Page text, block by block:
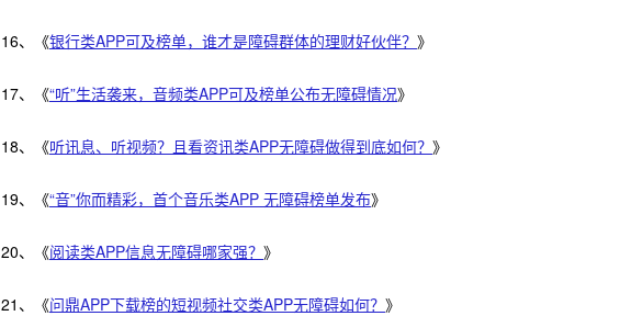
16、《银行类APP可及榜单，谁才是障碍群体的理财好伙伴？ 》
17、《“听”生活袭来，音频类APP可及榜单公布无障碍情况》
18、《听讯息、听视频？且看资讯类APP无障碍做得到底如何？ 》
19、《“音”你而精彩，首个音乐类APP 无障碍榜单发布》
20、《阅读类APP信息无障碍哪家强？ 》
21、《问鼎APP下载榜的短视频社交类APP无障碍如何？ 》